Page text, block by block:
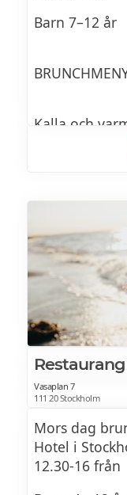
Pannkakor (G
Tillbehör
Tre sorters
Kex (G)
Kokt
Örtsås (L)
Senapssås (L,
Picklade
Cornichons(VA)
Barn 7–12 år
Kalla och
Vasaplan 7
111 20 Stockholm
Mors dag
Hotel i
12.30-16 från